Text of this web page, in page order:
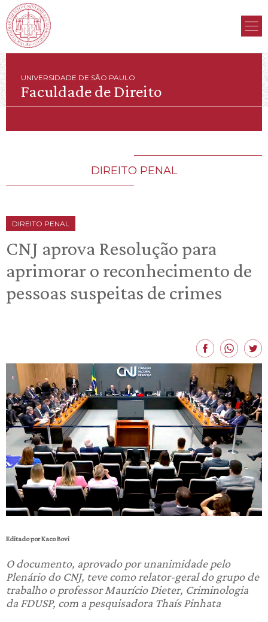
UNIVERSIDADE DE SÃO PAULO
Faculdade de Direito
DIREITO PENAL
DIREITO PENAL
CNJ aprova Resolução para
aprimorar o reconhecimento de
pessoas suspeitas de crimes
Editado por Kaco Bovi
O documento, aprovado por unanimidade pelo
Plenário do CNJ, teve como relator-geral do grupo de
trabalho o professor Maurício Dieter, Criminologia
da FDUSP, com a pesquisadora Thaís Pinhata